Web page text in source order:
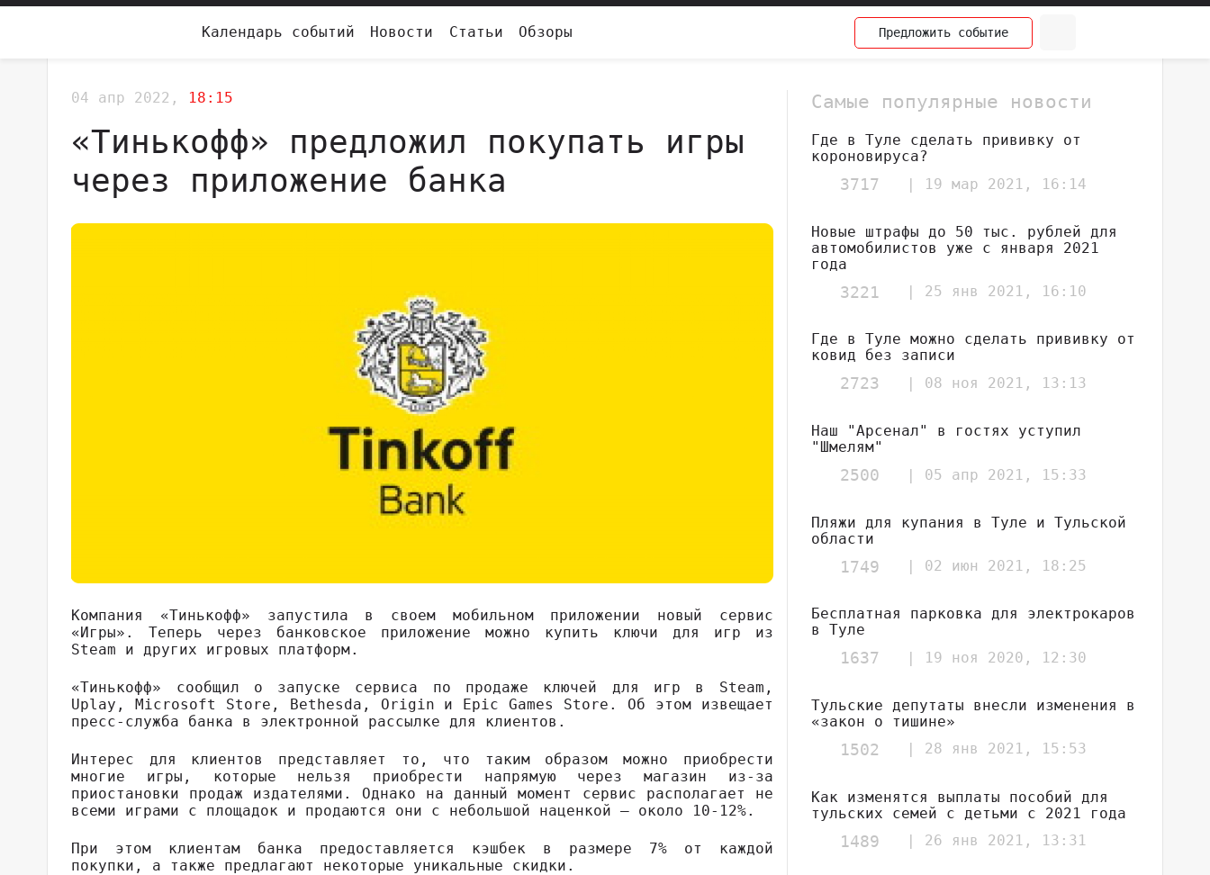
Календарь событий Новости Статьи Обзоры Предложитьсобытие
04 апр 2022, 18:15
«Тинькофф» предложил покупать игры
через приложение банка
Компания «Тинькофф» запустила в своем мобильном приложении новый сервис
«Игры». Теперь через банковское приложение можно купить ключи для игр из
Steam и других игровых платформ.
«Тинькофф» сообщил о запуске сервиса по продаже ключей для игр в Steam,
Uplay, Microsoft Store, Bethesda, Origin и Epic Games Store. Об этом извещает
пресс-служба банка в электронной рассылке для клиентов.
Интерес для клиентов представляет то, что таким образом можно приобрести
многие игры, которые нельзя приобрести напрямую через магазин из-за
приостановки продаж издателями. Однако на данный момент сервис располагает не
всеми играми с площадок и продаются они с небольшой наценкой — около 10-12%.
При этом клиентам банка предоставляется кэшбек в размере 7% от каждой
покупки, а также предлагают некоторые уникальные скидки.
Самые популярные новости
Где в Туле сделать прививку от
короновируса?
3717 | 19 мар 2021, 16:14
Новые штрафы до 50 тыс. рублей для
автомобилистов уже с января 2021
года
3221 | 25 янв 2021, 16:10
Где в Туле можно сделать прививку от
ковид без записи
2723 | 08 ноя 2021, 13:13
Наш "Арсенал" в гостях уступил
"Шмелям"
2500 | 05 апр 2021, 15:33
Пляжи для купания в Туле и Тульской
области
1749 | 02 июн 2021, 18:25
Бесплатная парковка для электрокаров
в Туле
1637 | 19 ноя 2020, 12:30
Тульские депутаты внесли изменения в
«закон о тишине»
1502 | 28 янв 2021, 15:53
Как изменятся выплаты пособий для
тульских семей с детьми с 2021 года
1489 | 26 янв 2021, 13:31